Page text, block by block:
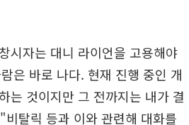
시자는 대니 라이언을 고용해야
은 바로 나다. 현재 진행 중인 개
는 것이지만 그 전까지는 내가 결
탈릭 등과 이와 관련해 대화를